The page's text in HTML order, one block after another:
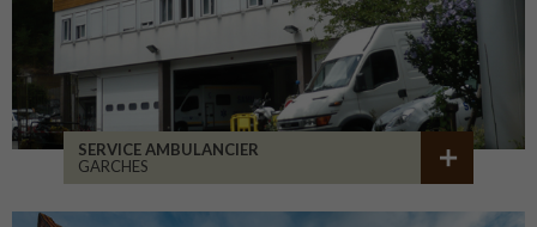
SERVICE AMBULANCIER
GARCHES